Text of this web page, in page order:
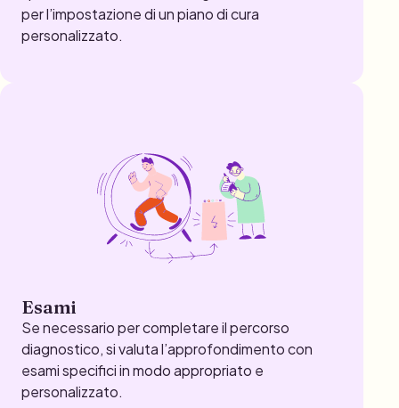
per l’impostazione di un piano di cura
personalizzato.
Esami
Se necessario per completare il percorso
diagnostico, si valuta l’approfondimento con
esami specifici in modo appropriato e
personalizzato.